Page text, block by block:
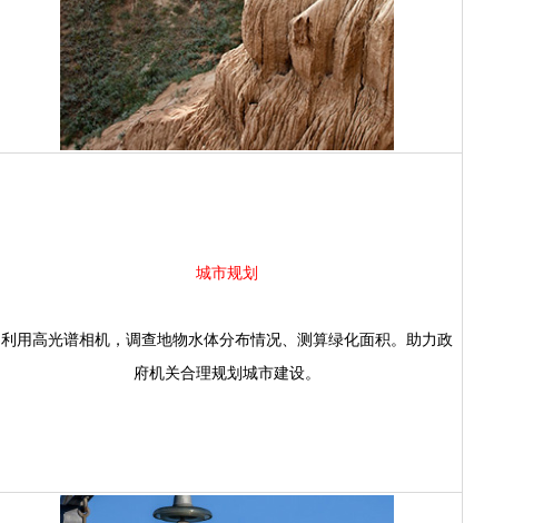
城市规划
利用高光谱相机，调查地物水体分布情况、测算绿化面积。助力政
府机关合理规划城市建设。